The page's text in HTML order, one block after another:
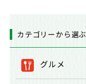
カテゴリーから選ぶ
① グルメ